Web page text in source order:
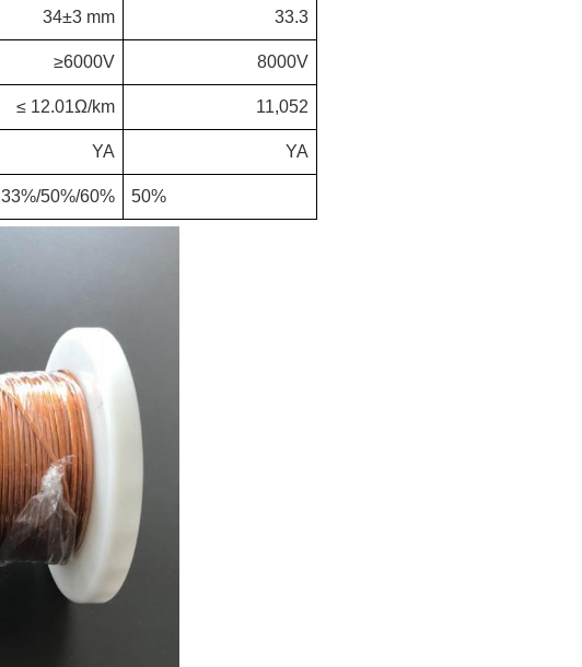
34±3 mm 33.3
≥6000V 8000V
≤12.01Ω/km 11,052
YA YA
33%/50%/60% 50%